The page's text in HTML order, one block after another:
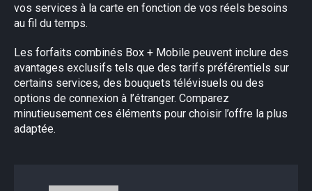
vos services à la carte en fonction de vos réels besoins
au fil du temps.
Les forfaits combinés Box + Mobile peuvent inclure des
avantages exclusifs tels que des tarifs préférentiels sur
certains services, des bouquets télévisuels ou des
options de connexion à l’étranger. Comparez
minutieusement ces éléments pour choisir l’offre la plus
adaptée.